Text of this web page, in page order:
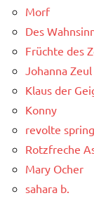
Morf
Des
Früchte des
Johanna Zeul
Klaus der
Konny
revolte
Rotzfreche
Mary Ocher
sahara b.